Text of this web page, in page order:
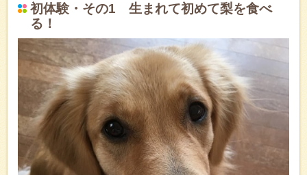
初体験・その1 生まれて初めて梨を食べ
る！